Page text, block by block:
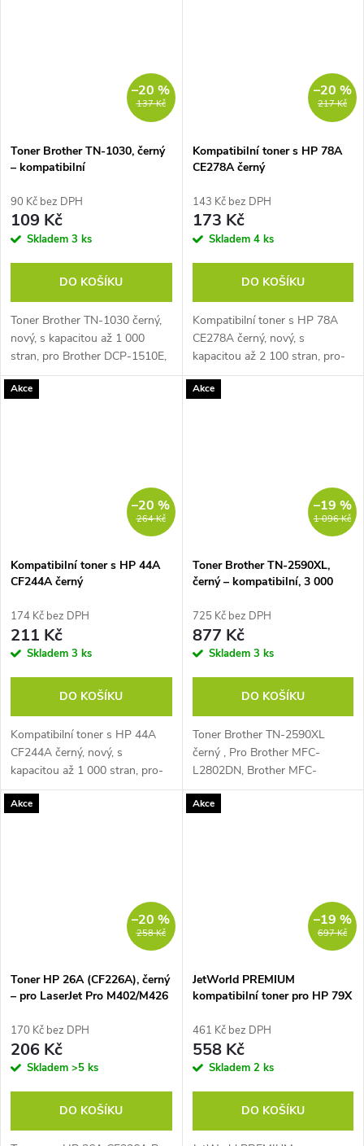
137 Kč
–20 %
Toner Brother TN-1030, černý
– kompatibilní
90 Kč bez DPH
109 Kč
Skladem 3 ks
DO KOŠÍKU
Toner Brother TN-1030 černý,
nový, s kapacitou až 1 000
stran, pro Brother DCP-1510E,
Brother MFC-1810E, a další...
217 Kč
–20 %
Kompatibilní toner s HP 78A
CE278A černý
143 Kč bez DPH
173 Kč
Skladem 4 ks
DO KOŠÍKU
Kompatibilní toner s HP 78A
CE278A černý, nový, s
kapacitou až 2 100 stran, pro-
HP LaserJet a HP LaserJet Pro,
Barva: černá
Akce
264 Kč
–20 %
Kompatibilní toner s HP 44A
CF244A černý
174 Kč bez DPH
211 Kč
Skladem 3 ks
DO KOŠÍKU
Kompatibilní toner s HP 44A
CF244A černý, nový, s
kapacitou až 1 000 stran, pro-
HP LaserJet Pro, Barva: černá
Akce
1 096 Kč
–19 %
Toner Brother TN-2590XL,
černý – kompatibilní, 3 000
725 Kč bez DPH
877 Kč
Skladem 3 ks
DO KOŠÍKU
Toner Brother TN-2590XL
černý , Pro Brother MFC-
L2802DN, Brother MFC-
L2862DW, a další..., Stav nový,
Akce
258 Kč
–20 %
Toner HP 26A (CF226A), černý
– pro LaserJet Pro M402/M426
170 Kč bez DPH
206 Kč
Skladem >5 ks
DO KOŠÍKU
Akce
697 Kč
–19 %
JetWorld PREMIUM
kompatibilní toner pro HP 79X
stran
461 Kč bez DPH
558 Kč
Skladem 2 ks
DO KOŠÍKU